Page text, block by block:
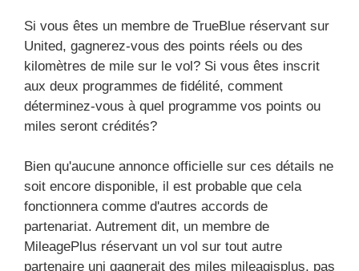
Si vous êtes un membre de TrueBlue réservant sur
United, gagnerez-vous des points réels ou des
kilomètres de mile sur le vol? Si vous êtes inscrit
aux deux programmes de fidélité, comment
déterminez-vous à quel programme vos points ou
miles seront crédités?
Bien qu'aucune annonce officielle sur ces détails ne
soit encore disponible, il est probable que cela
fonctionnera comme d'autres accords de
partenariat. Autrement dit, un membre de
MileagePlus réservant un vol sur tout autre
partenaire uni gagnerait des miles mileagisplus, pas